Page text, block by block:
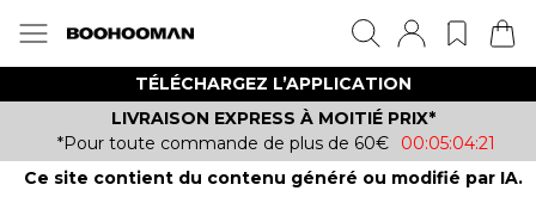
TÉLÉCHARGEZ L’APPLICATION
LIVRAISON EXPRESS À MOITIÉ PRIX*
*Pour toute commande de plus de 60€
00:05:04:21
Ce site contient du contenu généré ou modifié par IA.